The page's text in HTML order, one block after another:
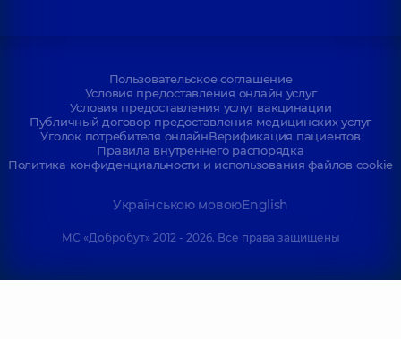
Пользовательское соглашение
Условия предоставления онлайн услуг
Условия предоставления услуг вакцинации
Публичный договор предоставления медицинских услуг
Уголок потребителя онлайнВерификация пациентов
Правила внутреннего распорядка
Политика конфиденциальности и использования файлов cookie
Українською мовоюEnglish
МС «Добробут» 2012 - 2026. Все права защищены